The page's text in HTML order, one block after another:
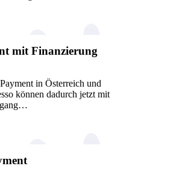
mit Finanzierung
in Österreich und
können dadurch jetzt mit